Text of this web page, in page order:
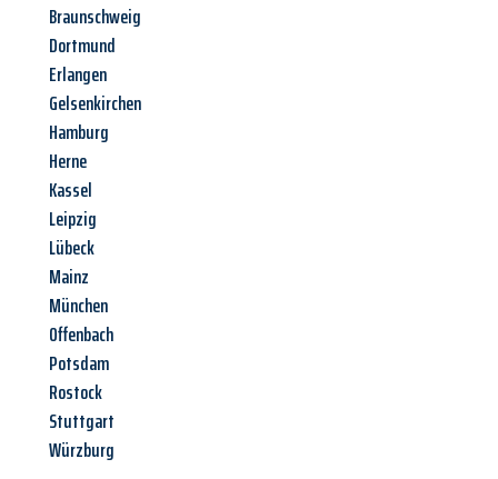
Braunschweig
Dortmund
Erlangen
Gelsenkirchen
Hamburg
Herne
Kassel
Leipzig
Lübeck
Mainz
München
Offenbach
Potsdam
Rostock
Stuttgart
Würzburg